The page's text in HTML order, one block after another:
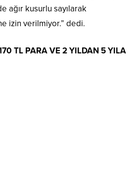
ağır kusurlu sayılarak
izin verilmiyor.” dedi.
TL PARA VE 2 YILDAN 5 YILA